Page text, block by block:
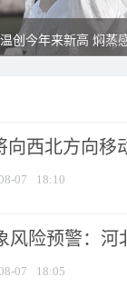
创今年来新高 焖蒸
向西北方向移
07 18:10
风险预警：河
07 18:05